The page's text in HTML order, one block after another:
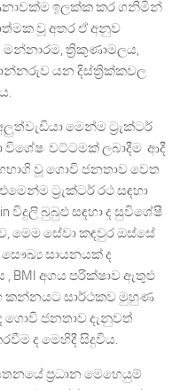
ඉලක්ක කර ගනිමින්
වූ අතර ඒ අනුව
ත්‍රිකුණාමලය,
යන දිස්ත්‍රික්කවල
මෙන්ම ට්‍රැක්ටර්
විශේෂ වට්ටමක් ලබාදීම ආදී
වූ ගොවි ජනතාව වෙත
ට්‍රැක්ටර් රථ සඳහා
විදුලි බුබුළු සඳහා ද සුවිශේෂී
මෙම සේවා කඳවුර ඔස්සේ
සායනයක් ද
BMI අගය පරික්ෂාව ඇතුළු
කන්නයට සාර්ථකව මුහුණ
ගොවි ජනතාව දැනුවත්
ද මෙහිදී සිදුවිය.
ප්‍රධාන මෙහෙයුම්